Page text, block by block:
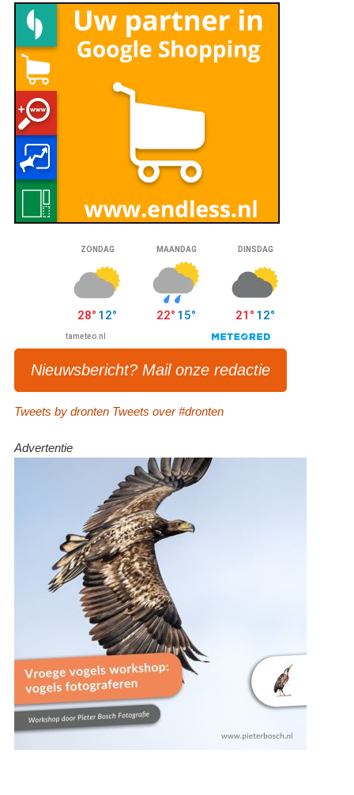
Nieuwsbericht? Mail onze redactie
Tweets by dronten Tweets over #dronten
Advertentie